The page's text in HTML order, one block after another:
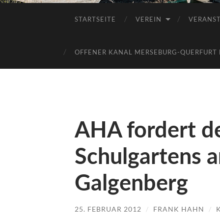
STARTSEITE VEREIN
OFFENER KANAL MERSEBURG-QUERFURT
AHA fordert
Schulgartens
Galgenberg
25. FEBRUAR 2012 / FRANK HAHN /